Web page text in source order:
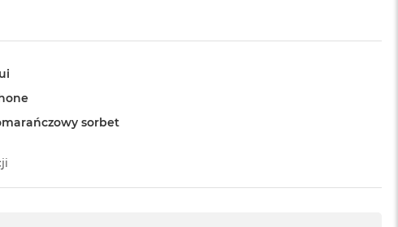
sorbet